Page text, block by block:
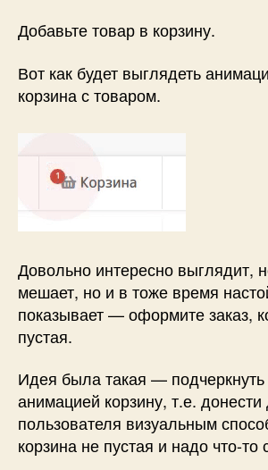
Добавьте товар в корзину.
Вот как будет выглядеть
корзина с товаром.
Довольно интересно выглядит,
мешает, но и в тоже время
показывает — оформите заказ,
пустая.
Идея была такая —
анимацией корзину, т.е. донести
пользователя визуальным
корзина не пустая и надо что-то